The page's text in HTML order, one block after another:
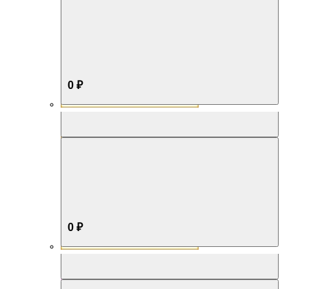
0 ₽
0 ₽